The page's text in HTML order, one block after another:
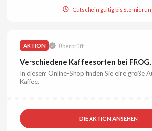
Gutschein gültig bis
AKTION Überprüft
Verschiedene Kaffeesorten bei
In diesem Online-Shop finden Sie eine große
Kaffee.
DIE AKTION ANSEHEN